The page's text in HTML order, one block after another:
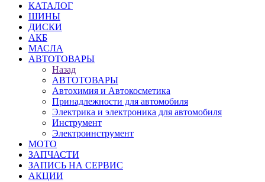
КАТАЛОГ
ШИНЫ
ДИСКИ
АКБ
МАСЛА
АВТОТОВАРЫ
Назад
АВТОТОВАРЫ
Автохимия и Автокосметика
Принадлежности для автомобиля
Электрика и электроника для автомобиля
Инструмент
Электроинструмент
МОТО
ЗАПЧАСТИ
ЗАПИСЬ НА СЕРВИС
АКЦИИ